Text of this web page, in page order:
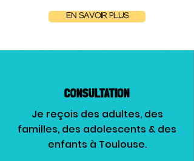
EN SAVOIR PLUS
CONSULTATION
Je reçois des adultes, des
familles, des adolescents & des
enfants à Toulouse.​